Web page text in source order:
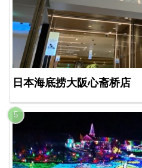
日本海底捞大阪心斋桥店